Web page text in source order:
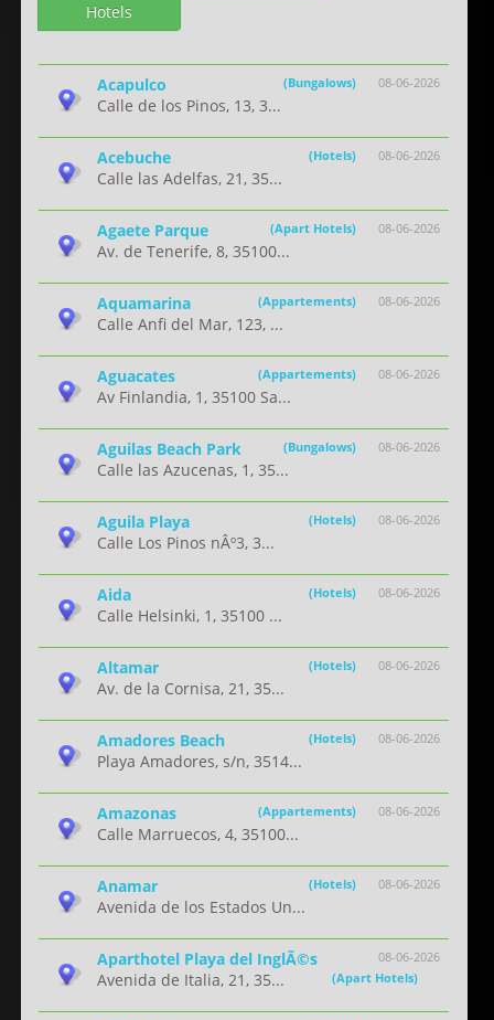
Hotels
08-06-2026
Acapulco (Bungalows)
Calle de los Pinos, 13, 3...
08-06-2026
Acebuche (Hotels)
Calle las Adelfas, 21, 35...
08-06-2026
Agaete Parque (Apart Hotels)
Av. de Tenerife, 8, 35100...
08-06-2026
Aquamarina (Appartements)
Calle Anfi del Mar, 123, ...
08-06-2026
Aguacates (Appartements)
Av Finlandia, 1, 35100 Sa...
08-06-2026
Aguilas Beach Park (Bungalows)
Calle las Azucenas, 1, 35...
08-06-2026
Aguila Playa (Hotels)
Calle Los Pinos nÂº3, 3...
08-06-2026
Aida (Hotels)
Calle Helsinki, 1, 35100 ...
08-06-2026
Altamar (Hotels)
Av. de la Cornisa, 21, 35...
08-06-2026
Amadores Beach (Hotels)
Playa Amadores, s/n, 3514...
08-06-2026
Amazonas (Appartements)
Calle Marruecos, 4, 35100...
08-06-2026
Anamar (Hotels)
Avenida de los Estados Un...
08-06-2026
Aparthotel Playa del InglÃ©s
(Apart Hotels)
Avenida de Italia, 21, 35...